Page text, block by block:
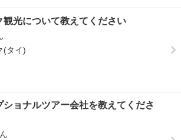
光について教えてください
(タイ)
ショナルツアー会社を教えてくださ